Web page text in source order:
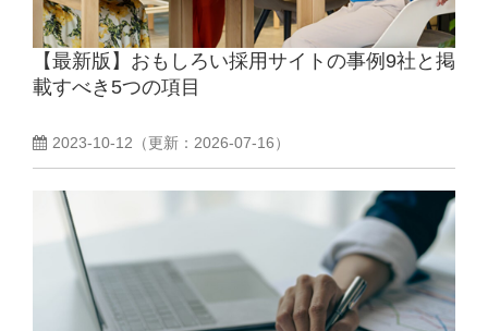
よくあるご質問
【最新版】おもしろい採用サイトの事例9社と掲
載すべき5つの項目
2023-10-12 （更新： 2026-07-16）